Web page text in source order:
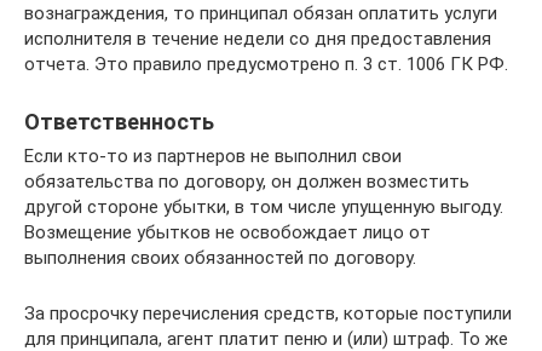
вознаграждения, то принципал обязан оплатить услуги
исполнителя в течение недели со дня предоставления
отчета. Это правило предусмотрено п. 3 ст. 1006 ГК РФ.
Ответственность
Если кто-то из партнеров не выполнил свои
обязательства по договору, он должен возместить
другой стороне убытки, в том числе упущенную выгоду.
Возмещение убытков не освобождает лицо от
выполнения своих обязанностей по договору.
За просрочку перечисления средств, которые поступили
для принципала, агент платит пеню и (или) штраф. То же